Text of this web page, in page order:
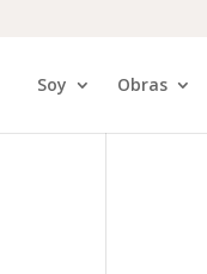
Soy Obras